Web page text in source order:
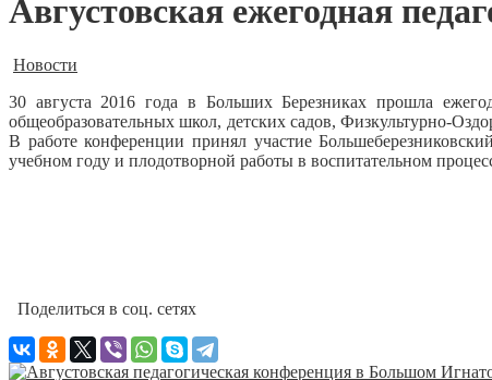
Августовская ежегодная
Новости
30 августа 2016 года в Больших Березниках прошла
общеобразовательных школ, детских садов, Физкультурно-
В работе конференции принял участие
учебном году и плодотворной работы в воспитательном
Поделиться в соц. сетях